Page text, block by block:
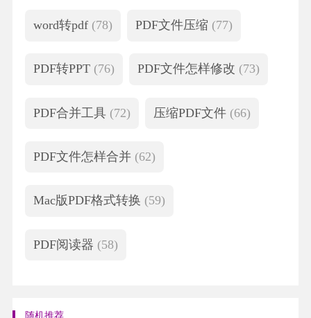
word转pdf (78) PDF文件压缩 (77)
PDF转PPT (76) PDF文件怎样修改 (73)
PDF合并工具 (72) 压缩PDF文件 (66)
PDF文件怎样合并 (62)
Mac版PDF格式转换 (59)
PDF阅读器 (58)
随机推荐